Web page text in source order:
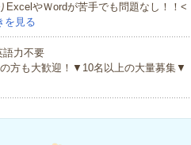
やＷordが苦手でも問題なし！！<
を見る
力不要
方も大歓迎！▼10名以上の大量募集▼